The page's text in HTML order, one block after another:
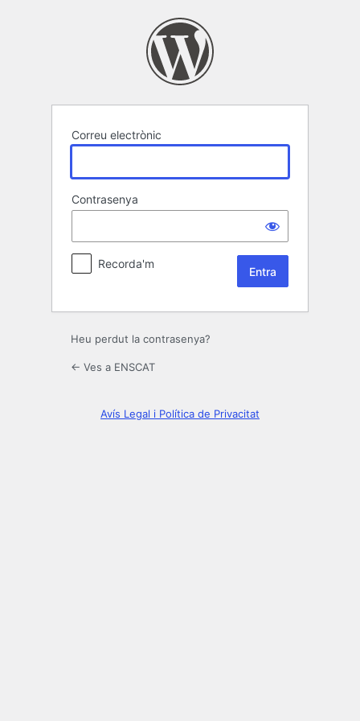
Correu electrònic
Contrasenya
Recorda'm
Heu perdut la contrasenya?
← Ves a ENSCAT
Avís Legal i Política de Privacitat